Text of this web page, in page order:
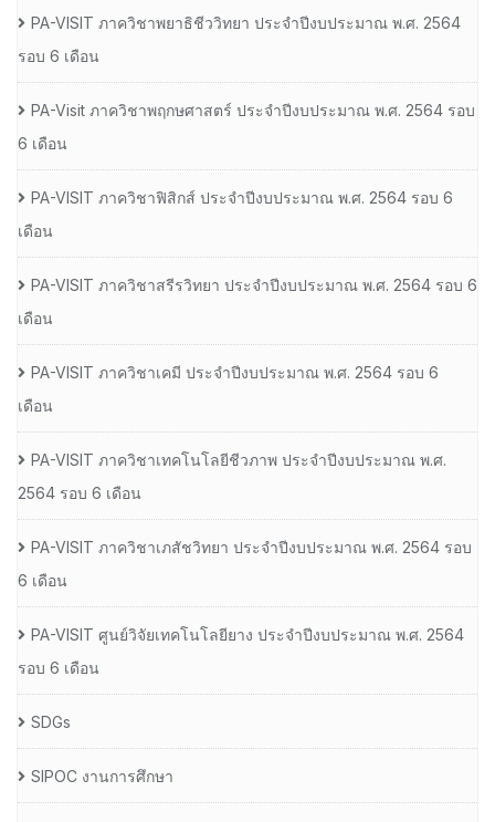
PA-VISIT ภาควิชาพยาธิชีววิทยา ประจำปีงบประมาณ พ.ศ. 2564
รอบ 6 เดือน
PA-Visit ภาควิชาพฤกษศาสตร์ ประจำปีงบประมาณ พ.ศ. 2564 รอบ
6 เดือน
PA-VISIT ภาควิชาฟิสิกส์ ประจำปีงบประมาณ พ.ศ. 2564 รอบ 6
เดือน
PA-VISIT ภาควิชาสรีรวิทยา ประจำปีงบประมาณ พ.ศ. 2564 รอบ 6
เดือน
PA-VISIT ภาควิชาเคมี ประจำปีงบประมาณ พ.ศ. 2564 รอบ 6
เดือน
PA-VISIT ภาควิชาเทคโนโลยีชีวภาพ ประจำปีงบประมาณ พ.ศ.
2564 รอบ 6 เดือน
PA-VISIT ภาควิชาเภสัชวิทยา ประจำปีงบประมาณ พ.ศ. 2564 รอบ
6 เดือน
PA-VISIT ศูนย์วิจัยเทคโนโลยียาง ประจำปีงบประมาณ พ.ศ. 2564
รอบ 6 เดือน
SDGs
SIPOC งานการศึกษา